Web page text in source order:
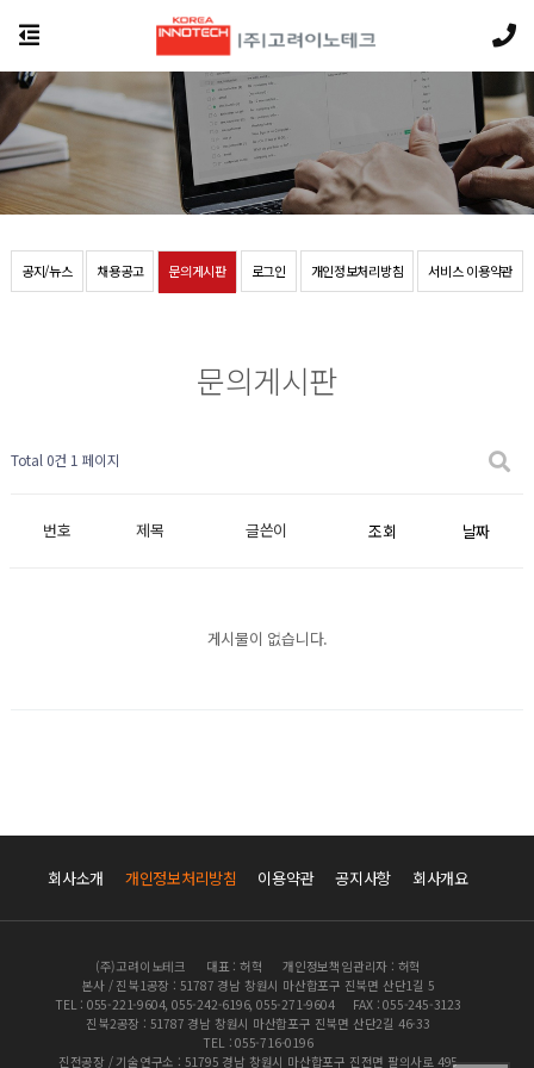
공지/뉴스 채용공고 문의게시판 로그인 개인정보처리방침 서비스 이용약관
문의게시판
Total 0건 1 페이지
번호 제목 글쓴이 조회 날짜
게시물이 없습니다.
회사소개 개인정보처리방침 이용약관 공지사항 회사개요
(주)고려이노테크 대표 : 허혁
개인정보책임관리자 : 허혁
본사 / 진북1공장 : 51787 경남 창원시 마산합포구 진북면 산단1길 5
TEL : 055-221-9604, 055-242-6196, 055-271-9604
FAX : 055-245-3123
진북2공장 : 51787 경남 창원시 마산합포구 진북면 산단2길 46-33
TEL : 055-716-0196
진전공장 / 기술연구소 : 51795 경남 창원시 마산합포구 진전면 팔의사로 495